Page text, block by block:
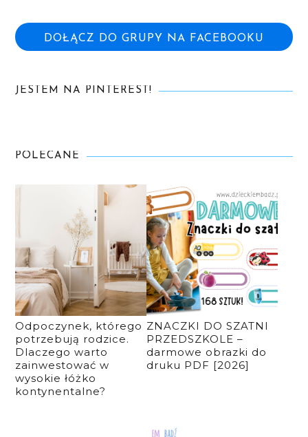
DOŁĄCZ DO GRUPY NA FACEBOOKU
JESTEM NA PINTEREST!
POLECANE
Odpoczynek, którego
potrzebują rodzice.
Dlaczego warto
zainwestować w
wysokie łóżko
kontynentalne?
ZNACZKI DO SZATNI
PRZEDSZKOLE –
darmowe obrazki do
druku PDF [2026]